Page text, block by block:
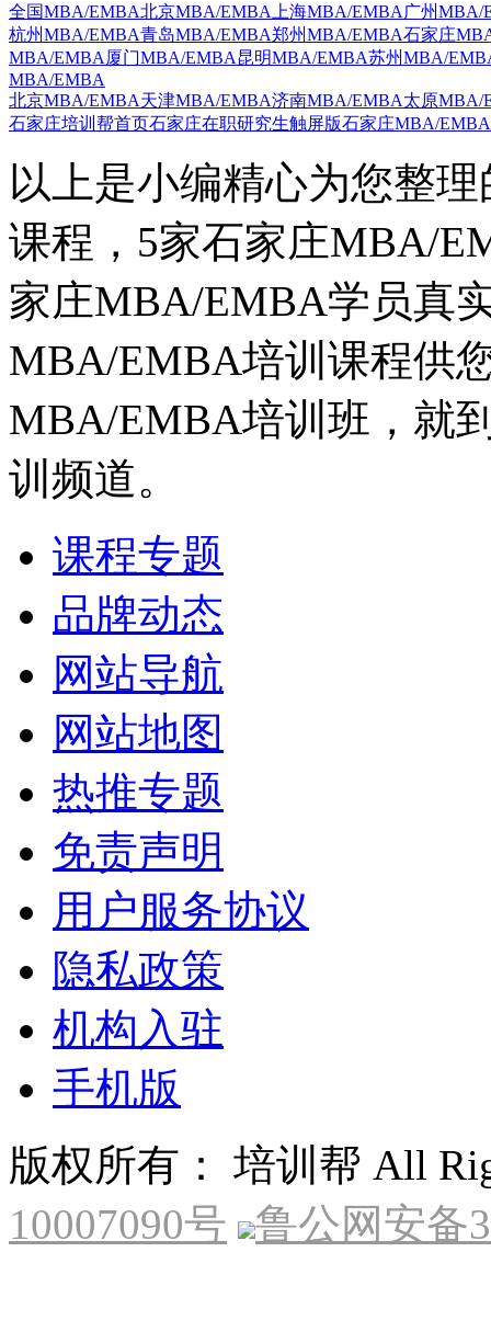
全国MBA/EMBA北京MBA/EMBA 上海MBA/EMBA 广州MBA/
杭州MBA/EMBA青岛MBA/EMBA郑州MBA/EMBA石家庄
MBA/EMBA 厦门MBA/EMBA昆明MBA/EMBA苏州MBA/
MBA/EMBA
北京MBA/EMBA天津MBA/EMBA济南MBA/EMBA太原MBA/
石家庄培训帮首页石家庄在职研究生触屏版石家庄MBA/
以上是小编精心为您整
课程，5家石家庄MBA/
家庄MBA/EMBA学员真
MBA/EMBA培训课程供
MBA/EMBA培训班，就
训频道。
课程专题
品牌动态
网站导航
网站地图
热推专题
免责声明
用户服务协议
隐私政策
机构入驻
手机版
版权所有： 培训帮 All
10007090号
鲁公网安备